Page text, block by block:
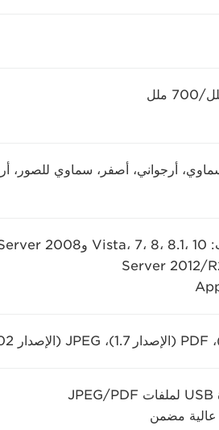
أرجواني، أصفر، سماوي للصور،